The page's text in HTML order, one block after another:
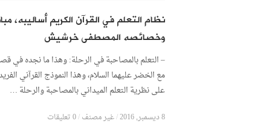
نظام التعلم في القرآن الكريم أساليبه،
وخصائصه المصطفى خرشيش
– التعلم بالمصاحبة في الرحلة: وهذا ما نجده في
مع الخضر عليهما السلام، وهذا النموذج القرآني
على نظرية التعلم الميداني بالمصاحبة والرحلة …
8 ديسمبر, 2016 /غير مصنف/0 تعليقات